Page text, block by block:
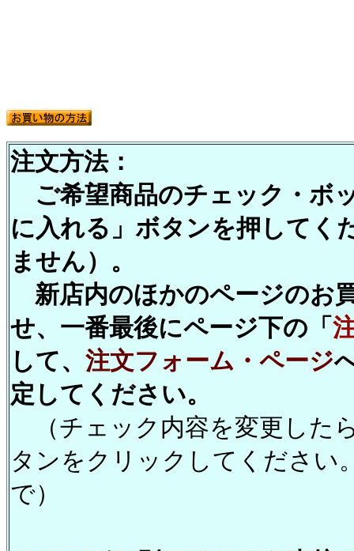
注文方法：
ご希望商品のチェック・ボ
に入れる」ボタンを押してく
ません）。
新店内のほかのページのお
せ、一番最後にページ下の「
して、 注文フォーム・ページ
定してください。
（チェック内容を変更した
タンをクリックしてください
で）